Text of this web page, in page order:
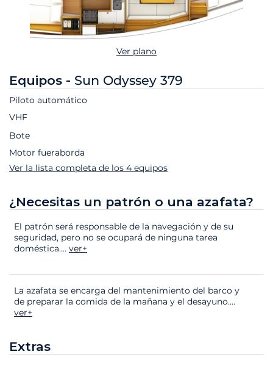
Ver plano
Equipos - Sun Odyssey 379
Piloto automático
VHF
Bote
Motor fueraborda
Ver la lista completa de los 4 equipos
¿Necesitas un patrón o una azafata?
El patrón será responsable de la navegación y de su
seguridad, pero no se ocupará de ninguna tarea
doméstica.... ver+
La azafata se encarga del mantenimiento del barco y
de preparar la comida de la mañana y el desayuno....
ver+
Extras